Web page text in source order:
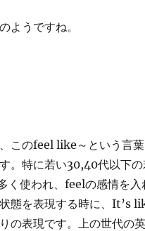
ようですね。
このfeel like～という言
。特に若い30,40代以下
く使われ、feelの感情を入
態を表現する時に、It’s
の表現です。上の世代の